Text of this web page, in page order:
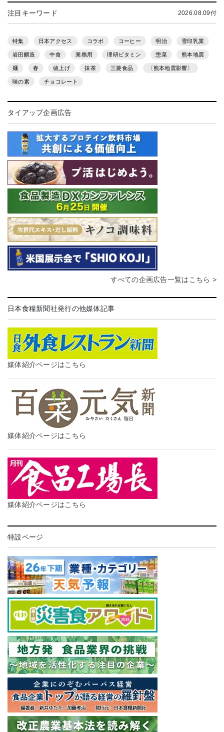
注目キーワード 2026.08.09付
特集 日本アクセス コラボ コーヒー 明治 雪印乳業
岩田醸造 中食 業務用 理研ビタミン 惣菜 熊本地震
麺 春 値上げ 抹茶 三菱食品 〔熊本地震影響〕
味の素 チョコレート
タイアップ企画広告
すべての企画広告一覧はこちら >
日本食糧新聞社発行の他媒体記事
媒体紹介ページはこちら
媒体紹介ページはこちら
媒体紹介ページはこちら
特設ページ